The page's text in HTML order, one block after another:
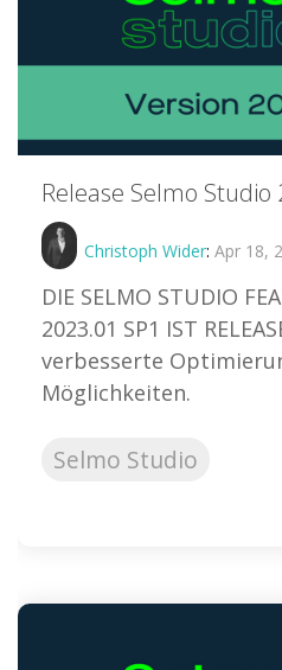
Release Selmo Studio
Christoph Wider: Apr 18,
DIE SELMO STUDIO
2023.01 SP1 IST
verbesserte
Möglichkeiten.
Selmo Studio